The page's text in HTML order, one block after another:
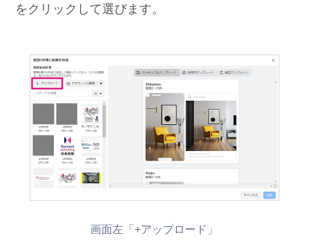
をクリックして選びます。
画面左「+アップロード」